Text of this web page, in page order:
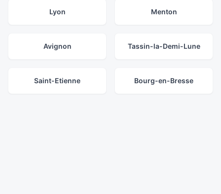
Lyon Menton
Avignon Tassin-la-Demi-Lune
Saint-Etienne Bourg-en-Bresse